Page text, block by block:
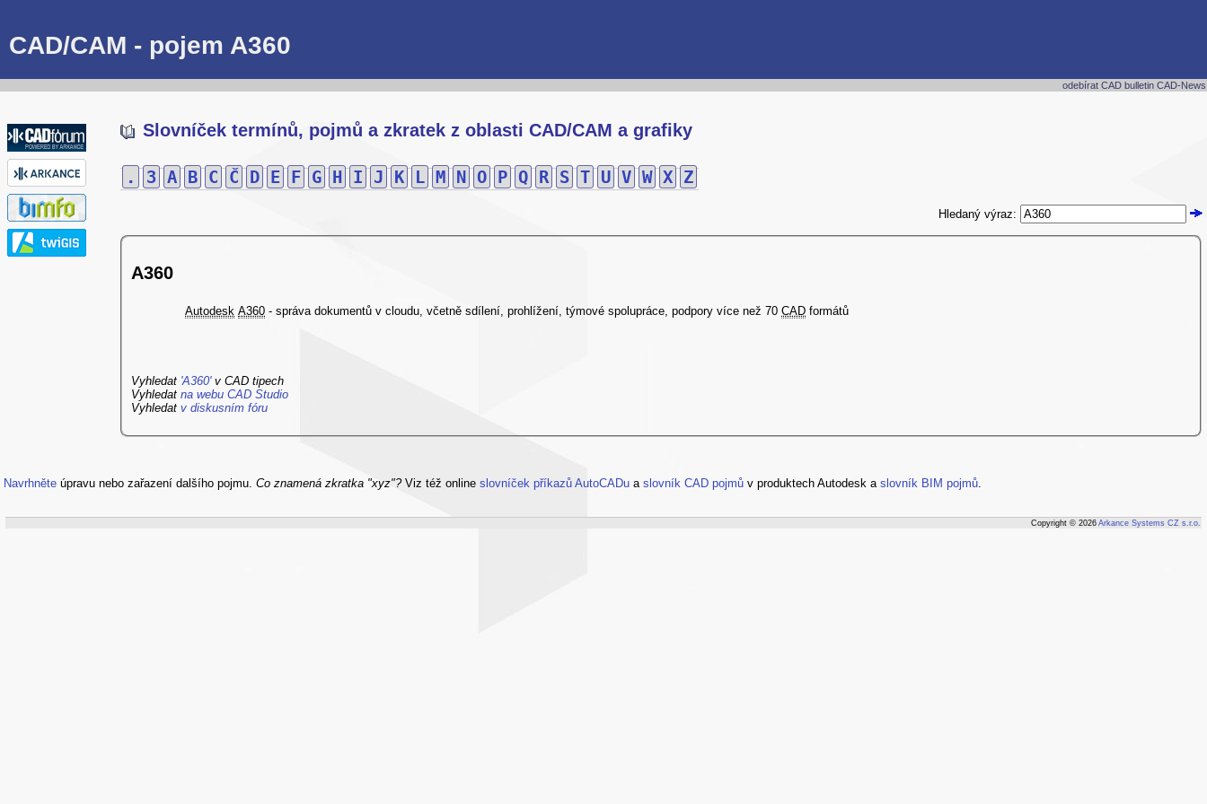
CAD/CAM - pojem A360
odebírat CAD bulletin CAD-News
Slovníček termínů, pojmů a zkratek z oblasti CAD/CAM a grafiky
. 3 A B C Č D E F G H I J K L M N O P Q R S T U V W X Z
Hledaný výraz:
A360
Autodesk A360 - správa dokumentů v cloudu, včetně sdílení, prohlížení, týmové spolupráce, podpory více než 70 CAD formátů
Vyhledat 'A360'v CAD tipech
Vyhledat na webu CAD Studio
Vyhledat v diskusním fóru
Navrhněte úpravu nebo zařazení dalšího pojmu. Co znamená zkratka "xyz"? Viz též online slovníček příkazů AutoCADu a slovník CAD pojmů v produktech Autodesk a slovník BIM pojmů
Copyright © 2026 Arkance Systems CZ s.r.o.